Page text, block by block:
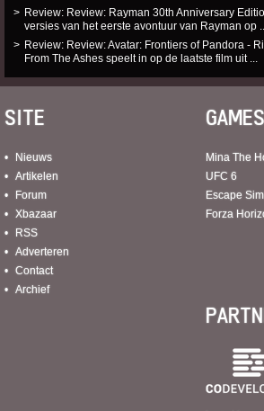
Review: Review: Rayman 30th Anniversary
versies van het eerste avontuur van Rayman op
Review: Review: Avatar: Frontiers of Pandora -
From The Ashes speelt in op de laatste film uit ...
SITE
Nieuws
Artikelen
Forum
Xbazaar
RSS
Adverteren
Contact
Archief
GAMES
Mina The
UFC 6
Escape
Forza